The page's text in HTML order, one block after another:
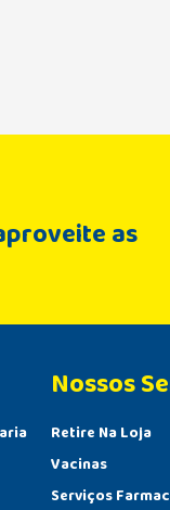
as
Retire Na Loja
Vacinas
Serviços